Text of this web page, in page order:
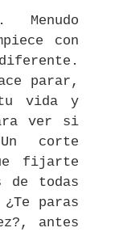
Menudo
con
parar,
vida y
ver si
corte
fijarte
de todas
paras
antes